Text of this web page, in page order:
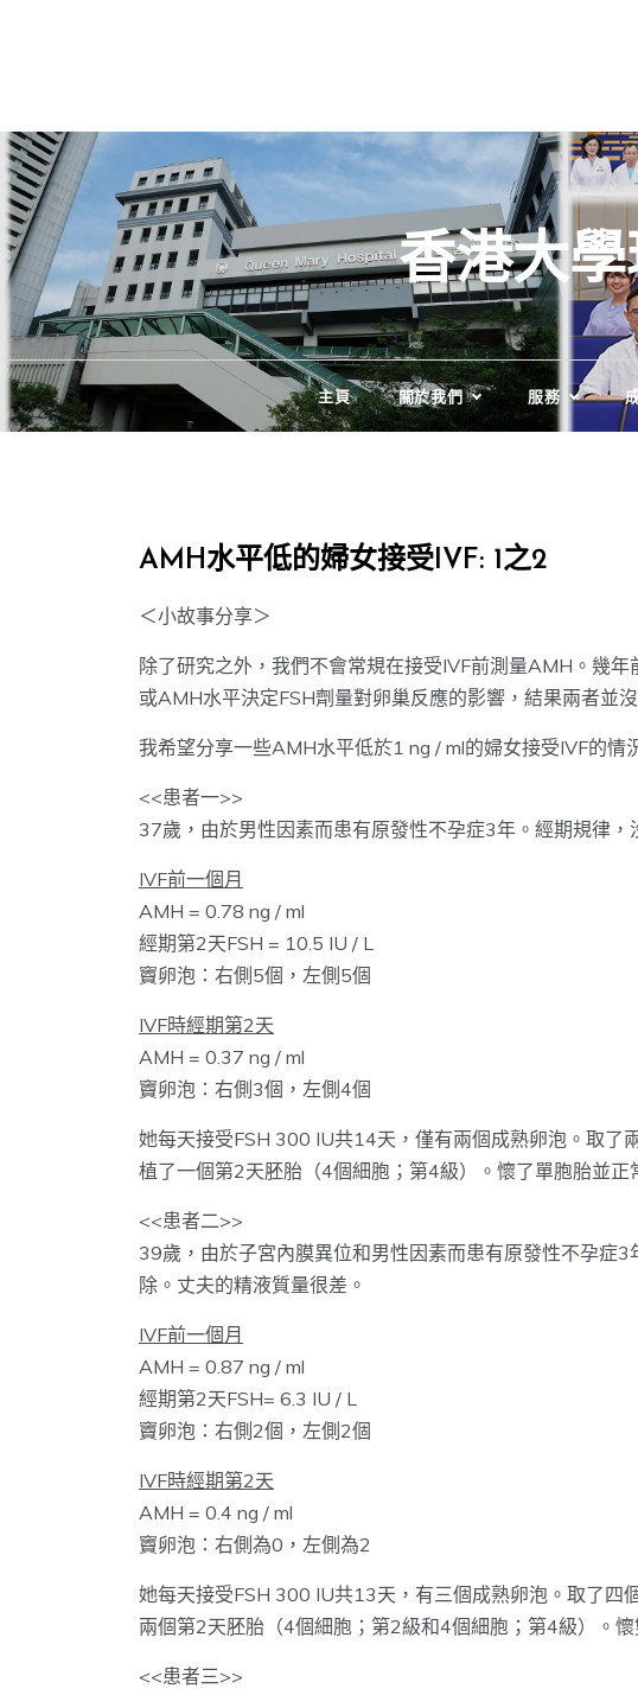
香港大
主頁 關於我們 服務
AMH水平低的婦女接受IVF: 1之2
＜小故事分享＞
除了研究之外，我們不會常規在接受IVF前測量AMH。幾
或AMH水平決定FSH劑量對卵巢反應的影響，結果兩者並
我希望分享一些AMH水平低於1 ng / ml的婦女接受IVF的情
<<患者一>>
37歲，由於男性因素而患有原發性不孕症3年。經期規律，
IVF前一個月
AMH = 0.78 ng / ml
經期第2天FSH = 10.5 IU / L
竇卵泡：右側5個，左側5個
IVF時經期第2天
AMH = 0.37 ng / ml
竇卵泡：右側3個，左側4個
她每天接受FSH 300 IU共14天，僅有兩個成熟卵泡。取了
植了一個第2天胚胎（4個細胞；第4級）。懷了單胞胎並正
<<患者二>>
39歲，由於子宮內膜異位和男性因素而患有原發性不孕症
除。丈夫的精液質量很差。
IVF前一個月
AMH = 0.87 ng / ml
經期第2天FSH= 6.3 IU / L
竇卵泡：右側2個，左側2個
IVF時經期第2天
AMH = 0.4 ng / ml
竇卵泡：右側為0，左側為2
她每天接受FSH 300 IU共13天，有三個成熟卵泡。取了四
兩個第2天胚胎（4個細胞；第2級和4個細胞；第4級）。懷
<<患者三>>